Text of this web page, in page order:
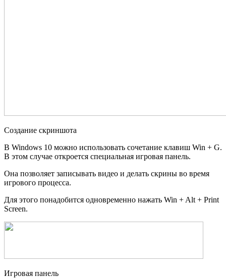
Создание скриншота
В Windows 10 можно использовать сочетание клавиш Win + G.
В этом случае откроется специальная игровая панель.
Она позволяет записывать видео и делать скрины во время
игрового процесса.
Для этого понадобится одновременно нажать Win + Alt + Print
Screen.
Игровая панель